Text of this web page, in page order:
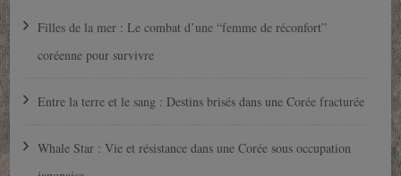
Filles de la mer : Le combat d’une “femme de réconfort”
coréenne pour survivre
Entre la terre et le sang : Destins brisés dans une Corée fracturée
Whale Star : Vie et résistance dans une Corée sous occupation